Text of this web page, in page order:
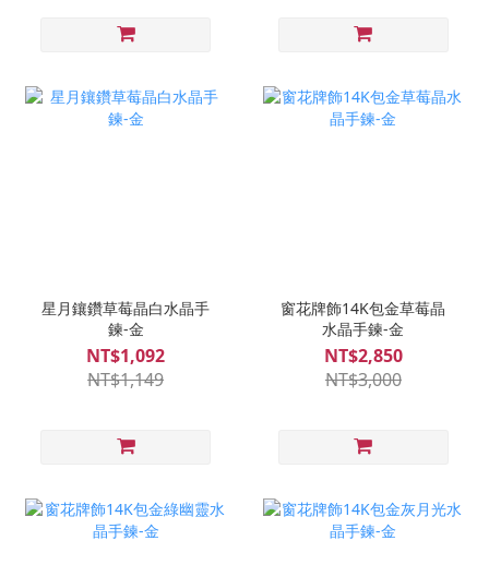
星月鑲鑽草莓晶白水晶手
鍊-金
NT$1,092
NT$1,149
窗花牌飾14K包金草莓晶
水晶手鍊-金
NT$2,850
NT$3,000